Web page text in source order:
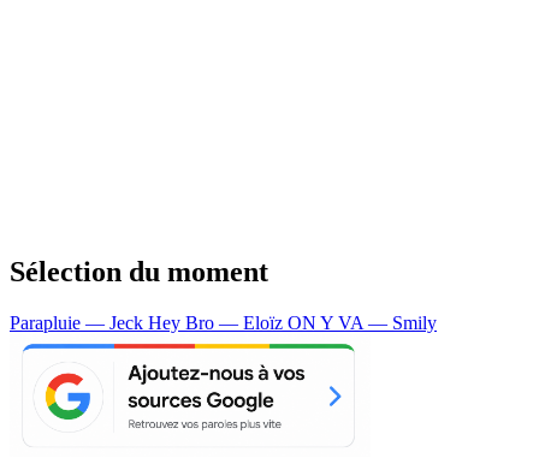
Sélection du moment
Parapluie — Jeck Hey Bro — Eloïz ON Y VA — Smily